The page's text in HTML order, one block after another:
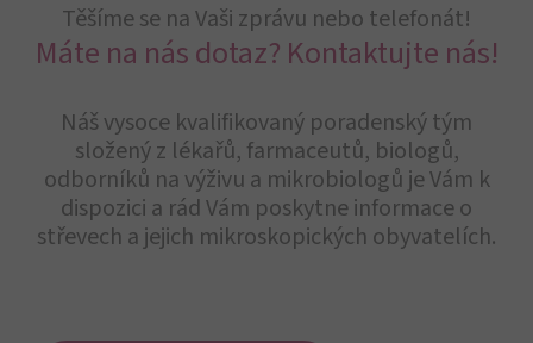
Těšíme se na Vaši zprávu nebo telefonát!
Máte na nás dotaz? Kontaktujte nás!
Náš vysoce kvalifikovaný poradenský tým
složený z lékařů, farmaceutů, biologů,
odborníků na výživu a mikrobiologů je Vám k
dispozici a rád Vám poskytne informace o
střevech a jejich mikroskopických obyvatelích.